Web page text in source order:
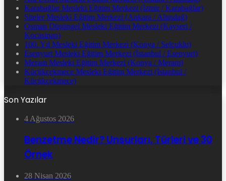
Karabağlar Mesleki Eğitim Merkezi (İzmir / Karabağlar)
Siteler Mesleki Eğitim Merkezi (Ankara / Altındağ)
Osman Düşüngel Mesleki Eğitim Merkezi (Kayseri /
Kocasinan)
100. Yıl Mesleki Eğitim Merkezi (Konya / Selçuklu)
Esenyurt Mesleki Eğitim Merkezi (İstanbul / Esenyurt)
Meram Mesleki Eğitim Merkezi (Konya / Meram)
Küçükçekmece Mesleki Eğitim Merkezi (İstanbul /
Küçükçekmece)
Son Yazılar
4 Ağustos 2026
Benzetme Nedir? Unsurları, Türleri ve 30
Örnek
28 Nisan 2026